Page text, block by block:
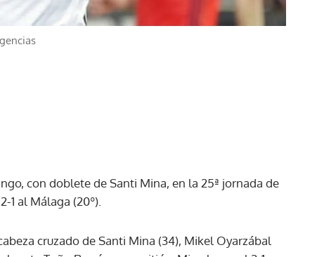
con doblete de Santi Mina, en la 25ª jornada de
1 al Málaga (20º).
cruzado de Santi Mina (34), Mikel Oyarzábal